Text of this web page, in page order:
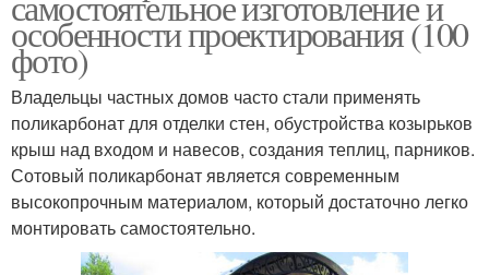
особенности проектирования (100
фото)
Владельцы частных домов часто стали применять
поликарбонат для отделки стен, обустройства козырьков
крыш над входом и навесов, создания теплиц, парников.
Сотовый поликарбонат является современным
высокопрочным материалом, который достаточно легко
монтировать самостоятельно.